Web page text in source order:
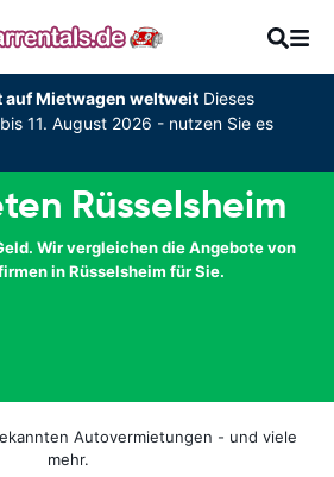
auf Mietwagen weltweitDieses
11. August 2026 - nutzen Sie es
Rüsselsheim
Wir vergleichen die Angebote von
in Rüsselsheim für Sie.
Autovermietungen - und viele
mehr.